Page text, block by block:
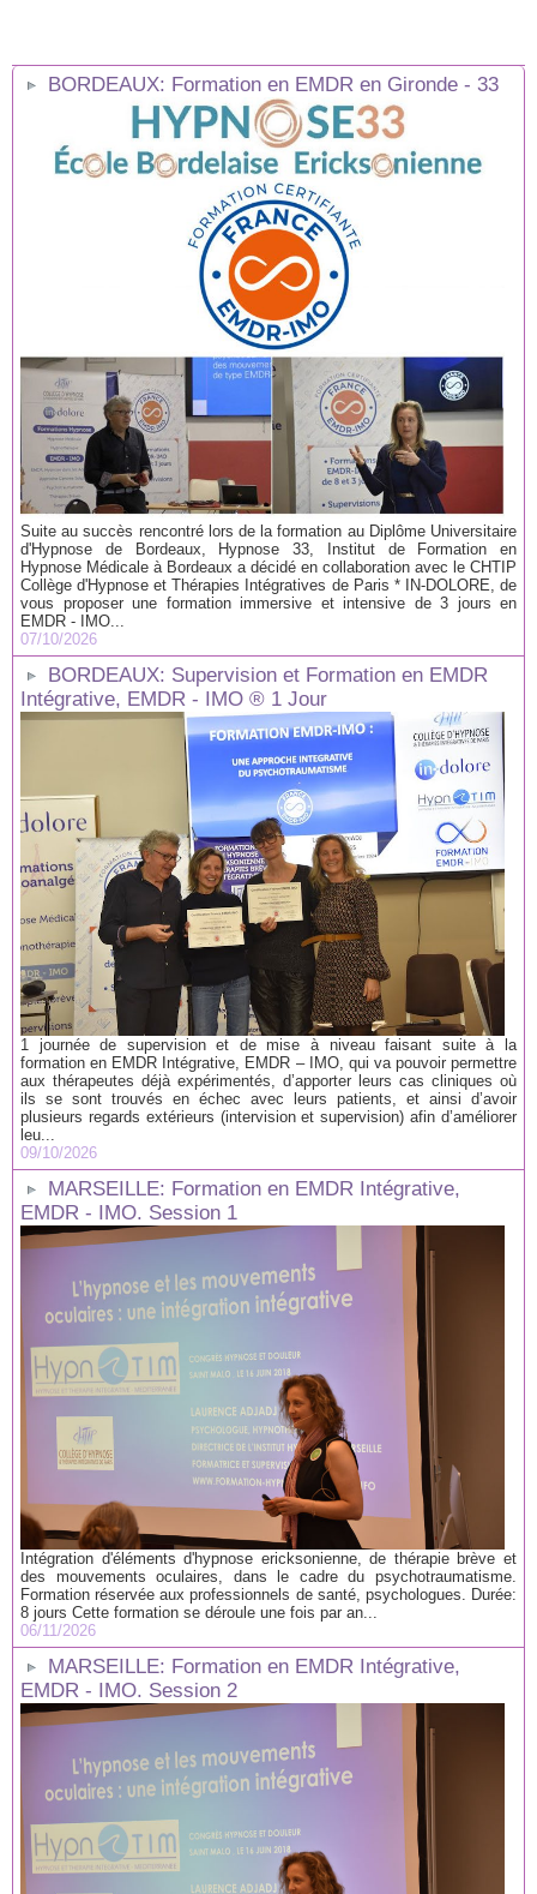
BORDEAUX: Formation en EMDR en Gironde - 33
Suite au succès rencontré lors de la formation au Diplôme Universitaire
d'Hypnose de Bordeaux, Hypnose 33, Institut de Formation en
Hypnose Médicale à Bordeaux a décidé en collaboration avec le CHTIP
Collège d'Hypnose et Thérapies Intégratives de Paris * IN-DOLORE, de
vous proposer une formation immersive et intensive de 3 jours en
EMDR - IMO...
07/10/2026
BORDEAUX: Supervision et Formation en EMDR
Intégrative, EMDR - IMO ® 1 Jour
1 journée de supervision et de mise à niveau faisant suite à la
formation en EMDR Intégrative, EMDR – IMO, qui va pouvoir permettre
aux thérapeutes déjà expérimentés, d’apporter leurs cas cliniques où
ils se sont trouvés en échec avec leurs patients, et ainsi d’avoir
plusieurs regards extérieurs (intervision et supervision) afin d’améliorer
leu...
09/10/2026
MARSEILLE: Formation en EMDR Intégrative,
EMDR - IMO. Session 1
Intégration d'éléments d'hypnose ericksonienne, de thérapie brève et
des mouvements oculaires, dans le cadre du psychotraumatisme.
Formation réservée aux professionnels de santé, psychologues. Durée:
8 jours Cette formation se déroule une fois par an...
06/11/2026
MARSEILLE: Formation en EMDR Intégrative,
EMDR - IMO. Session 2